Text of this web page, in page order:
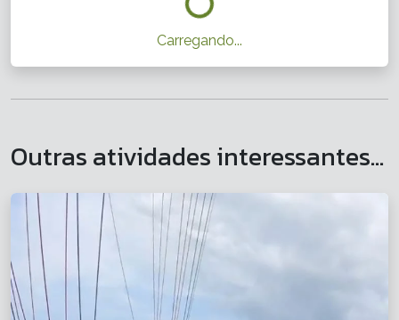
Carregando...
Outras atividades interessantes...